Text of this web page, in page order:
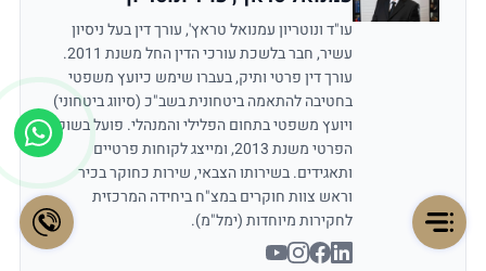
עו"ד ונוטריון עמנואל טראץ', עורך דין בעל ניסיון
עשיר, חבר בלשכת עורכי הדין החל משנת 2011.
עורך דין פרטי ותיק, בעברו שימש כיועץ משפטי
בחטיבה להתאמה ביטחונית בשב"כ (סיווג ביטחוני)
ויועץ משפטי בתחום הפלילי והמנהלי. פועל בשוק
הפרטי משנת 2013, ומייצג לקוחות פרטיים
ותאגידים. בשירותו הצבאי, שירות כחוקר בכיר
וראש צוות חוקרים במצ"ח ביחידה המרכזית
לחקירות מיוחדות (ימל"מ).